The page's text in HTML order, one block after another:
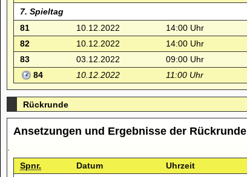
7. Spieltag
81
10.12.2022 14:00 Uhr
82
10.12.2022 14:00 Uhr
83
03.12.2022 09:00 Uhr
84
10.12.2022 11:00 Uhr
Rückrunde
Ansetzungen und Ergebnisse der Rückrunde
Spnr.
Datum Uhrzeit